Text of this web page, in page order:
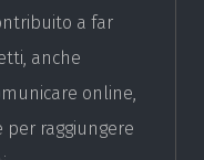
a far
anche
online,
per raggiungere